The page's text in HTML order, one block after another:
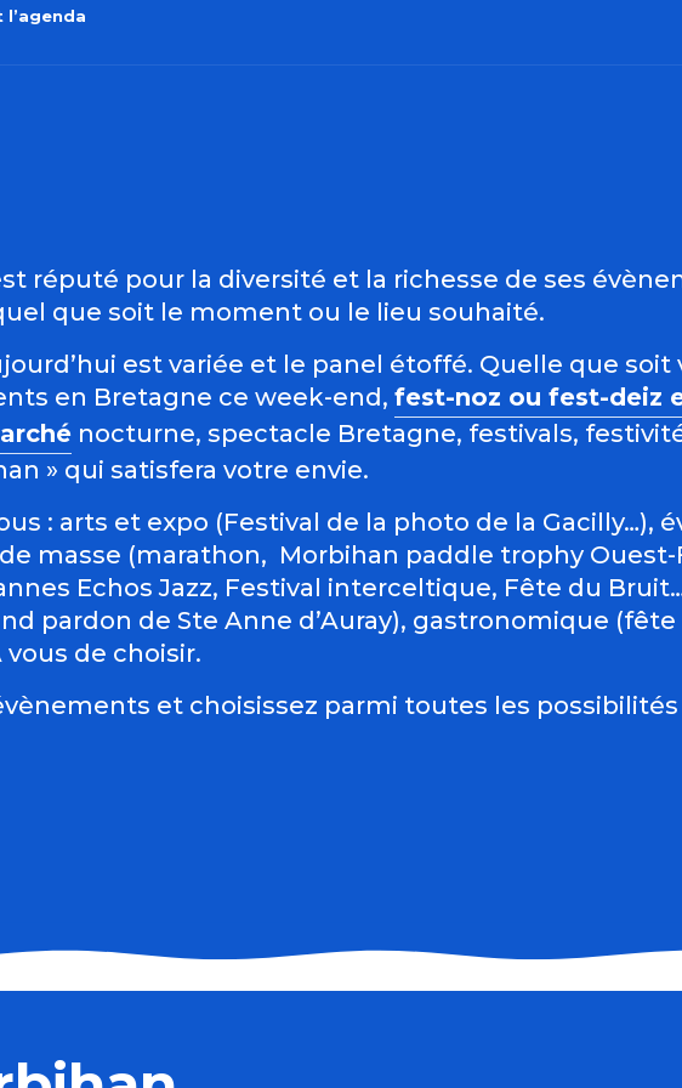
l’agenda
aux favoris
réputé pour la diversité et la richesse de ses
que soit le moment ou le lieu souhaité.
est variée et le panel étoffé. Quelle que soit
en Bretagne ce week-end, fest-noz ou fest-deiz
nocturne, spectacle Bretagne, festivals,
» qui satisfera votre envie.
: arts et expo (Festival de la photo de la Gacilly…),
masse (marathon, Morbihan paddle trophy Ouest-
Echos Jazz, Festival interceltique, Fête du
pardon de Ste Anne d’Auray), gastronomique
de choisir.
et choisissez parmi toutes les